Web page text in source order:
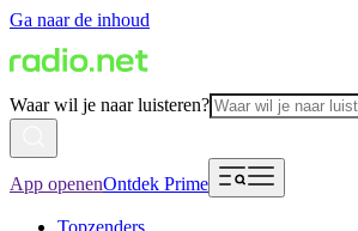
Ga naar de inhoud
Waar wil je naar luisteren?
App openenOntdek Prime
Topzenders